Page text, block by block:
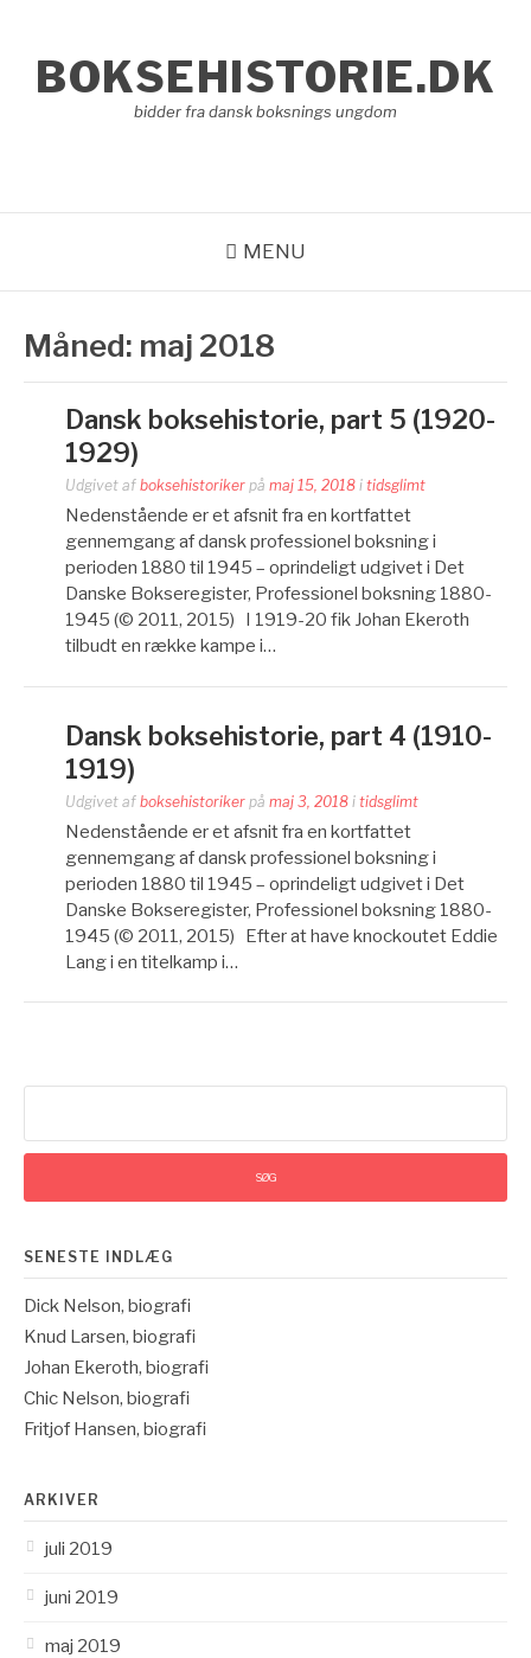
indholdBOKSEHISTORIE.DK
bidder fra dansk boksnings ungdom
MENU
Måned: maj 2018
Dansk boksehistorie, part 5 (1920-
1929)
Udgivet af boksehistoriker på maj 15, 2018 i tidsglimt
Nedenstående er et afsnit fra en kortfattet
gennemgang af dansk professionel boksning i
perioden 1880 til 1945 – oprindeligt udgivet i Det
Danske Bokseregister, Professionel boksning 1880-
1945 (© 2011, 2015) I 1919-20 fik Johan Ekeroth
tilbudt en række kampe i…
Dansk boksehistorie, part 4 (1910-
1919)
Udgivet af boksehistoriker på maj 3, 2018 i tidsglimt
Nedenstående er et afsnit fra en kortfattet
gennemgang af dansk professionel boksning i
perioden 1880 til 1945 – oprindeligt udgivet i Det
Danske Bokseregister, Professionel boksning 1880-
1945 (© 2011, 2015) Efter at have knockoutet Eddie
Lang i en titelkamp i…
SENESTE INDLÆG
Dick Nelson, biografi
Knud Larsen, biografi
Johan Ekeroth, biografi
Chic Nelson, biografi
Fritjof Hansen, biografi
ARKIVER
juli 2019
juni 2019
maj 2019